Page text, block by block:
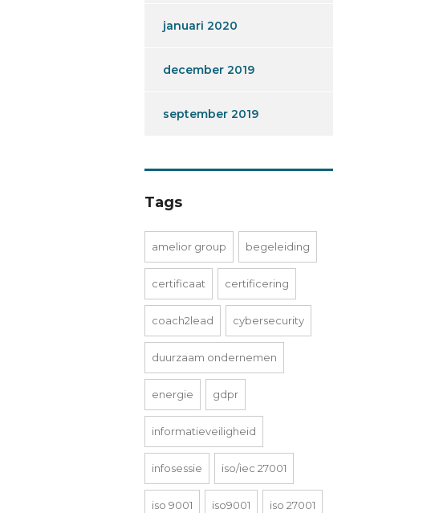
januari 2020
december 2019
september 2019
Tags
amelior group begeleiding
certificaat certificering
coach2lead cybersecurity
duurzaam ondernemen
energie gdpr
informatieveiligheid
infosessie iso/iec 27001
iso 9001 iso9001 iso 27001